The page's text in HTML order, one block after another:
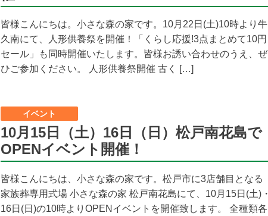
皆様こんにちは。小さな森の家です。10月22日(土)10時より牛
久南にて、人形供養祭を開催！「くらし応援!3点まとめて10円
セール」も同時開催いたします。皆様お誘い合わせのうえ、ぜ
ひご参加ください。 人形供養祭開催 古く […]
イベント
10月15日（土）16日（日）松戸南花島で
OPENイベント開催！
皆様こんにちは、小さな森の家です。松戸市に3店舗目となる
家族葬専用式場 小さな森の家 松戸南花島にて、10月15日(土)・
16日(日)の10時よりOPENイベントを開催致します。 全種類各